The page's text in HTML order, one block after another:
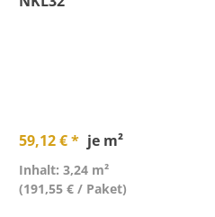
59,12 € * je m²
Inhalt: 3,24 m²
(191,55 € / Paket)